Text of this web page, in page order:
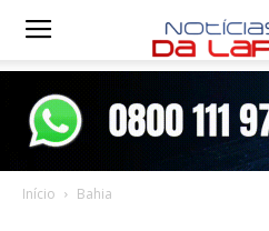
Notícias
Início Bahia